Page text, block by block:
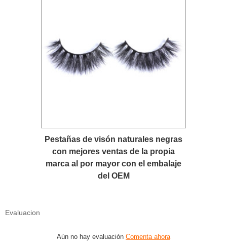
Pestañas de visón naturales negras
con mejores ventas de la propia
marca al por mayor con el embalaje
del OEM
Evaluacion
Aún no hay evaluación Comenta ahora